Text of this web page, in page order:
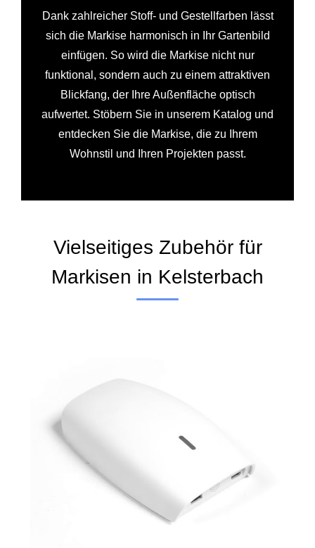
Dank zahlreicher Stoff- und Gestellfarben lässt
sich die Markise harmonisch in Ihr Gartenbild
einfügen. So wird die Markise nicht nur
funktional, sondern auch zu einem attraktiven
Blickfang, der Ihre Außenfläche optisch
aufwertet. Stöbern Sie in unserem Katalog und
entdecken Sie die Markise, die zu Ihrem
Wohnstil und Ihren Projekten passt.
Vielseitiges Zubehör für
Markisen in Kelsterbach